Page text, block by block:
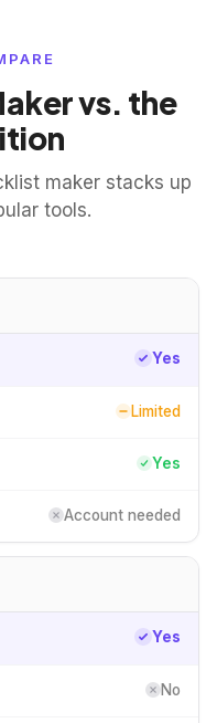
vs. the
maker stacks up
tools.
Yes
Limited
Yes
Account needed
Yes
No